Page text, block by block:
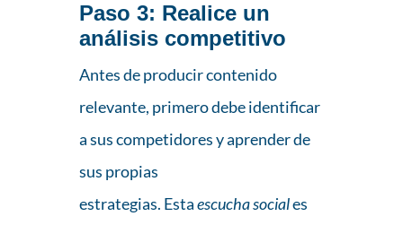
Paso 3: Realice un
análisis competitivo
Antes de producir contenido
relevante, primero debe identificar
a sus competidores y aprender de
sus propias
estrategias. Estaescucha sociales